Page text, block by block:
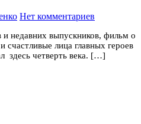
Нет комментариев
недавних выпускников, фильм о
счастливые лица главных героев
здесь четверть века. […]